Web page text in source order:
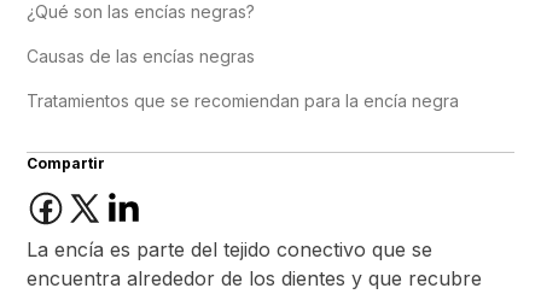
¿Qué son las encías negras?
Causas de las encías negras
Tratamientos que se recomiendan para la encía negra
Compartir
La encía es parte del tejido conectivo que se
encuentra alrededor de los dientes y que recubre